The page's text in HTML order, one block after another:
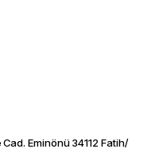
Eminönü 34112 Fatih/